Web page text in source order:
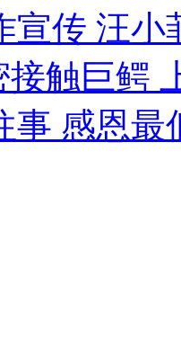
手拳打脚踢
宣传 汪小
接触巨鳄
事 感恩